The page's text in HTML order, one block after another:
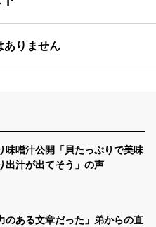
ありません
味噌汁公開「貝たっぷりで美味
出汁が出てそう」の声
のある文章だった」弟からの直